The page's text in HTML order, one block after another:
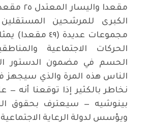
مقعدا
الكبرى للمرشحين
مجموعات عديدة (٤٩
الحركات الاجتماعية
الحسم في مضمون الدستور
الناس هذه المرة والذي سيجهز
نخاطر بالكثير إذا توقعنا أنه
بينوشيه — سيعترف بحقوق
ويؤسس لدولة الرعاية